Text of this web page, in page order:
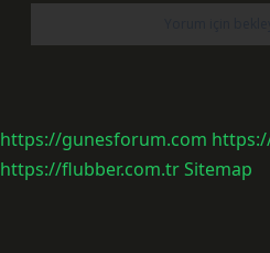
https://gunesforum.com
https://flubber.com.trSitemap